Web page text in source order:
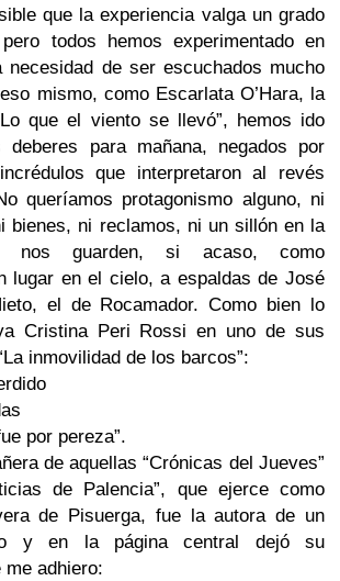
que la experiencia valga un grado
todos hemos experimentado en
necesidad de ser escuchados mucho
mismo, como Escarlata O’Hara, la
que el viento se llevó”, hemos ido
deberes para mañana, negados por
que interpretaron al revés
queríamos protagonismo alguno, ni
bienes, ni reclamos, ni un sillón en la
nos guarden, si acaso, como
lugar en el cielo, a espaldas de José
el de Rocamador. Como bien lo
Cristina Peri Rossi en uno de sus
inmovilidad de los barcos”:
por pereza”.
de aquellas “Crónicas del Jueves”
de Palencia”, que ejerce como
de Pisuerga, fue la autora de un
y en la página central dejó su
me adhiero: